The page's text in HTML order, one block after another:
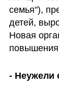
семья"),
детей,
Новая
- Неужели